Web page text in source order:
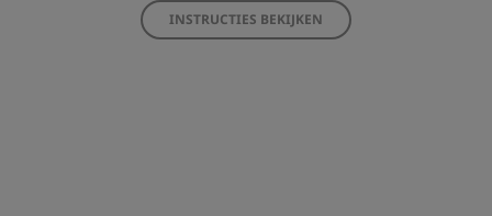
INSTRUCTIES BEKIJKEN